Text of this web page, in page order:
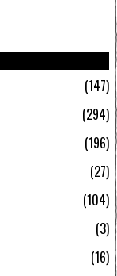
147
294
196
27
104
3
16